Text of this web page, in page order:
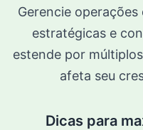
Gerencie
estratégicas e
estende por
afeta seu
Dicas para